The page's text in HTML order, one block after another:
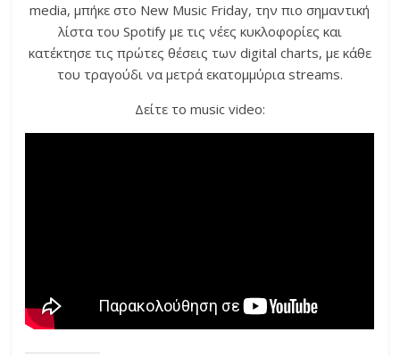
media, μπήκε στο New Music Friday, την πιο σημαντική
λίστα του Spotify με τις νέες κυκλοφορίες και
κατέκτησε τις πρώτες θέσεις των digital charts, με κάθε
του τραγούδι να μετρά εκατομμύρια streams.
Δείτε το music video: